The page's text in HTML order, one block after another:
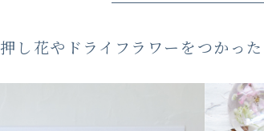
押し花やドライフラワーをつかった